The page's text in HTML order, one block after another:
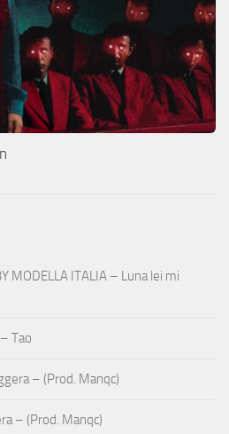
MODELLA ITALIA – Luna lei mi
Tao
– (Prod. Manqc)
– (Prod. Manqc)